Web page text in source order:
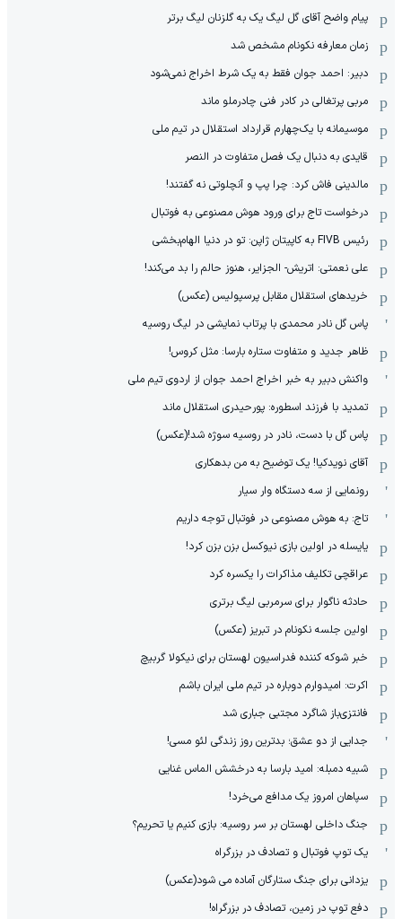
پیام واضح آقای گل لیگ یک به گلزنان لیگ برتر
زمان معارفه نکونام مشخص شد
دبیر: احمد جوان فقط به یک شرط اخراج نمی‌شود
مربی پرتغالی در کادر فنی چادرملو ماند
موسیمانه با یک‌چهارم قرارداد استقلال در تیم ملی
قایدی به دنبال یک فصل متفاوت در النصر
مالدینی فاش کرد: چرا پپ و آنچلوتی نه گفتند!
درخواست تاج برای ورود هوش مصنوعی به فوتبال
رئیس FIVB به کاپیتان ژاپن: تو در دنیا الهام‌بخشی
علی نعمتی: اتریش- الجزایر، هنوز حالم را بد می‌کند!
خریدهای استقلال مقابل پرسپولیس (عکس)
پاس گل نادر محمدی با پرتاب نمایشی در لیگ روسیه
ظاهر جدید و متفاوت ستاره بارسا: مثل کروس!
واکنش دبیر به خبر اخراج احمد جوان از اردوی تیم ملی
تمدید با فرزند اسطوره: پورحیدری استقلال ماند
پاس گل با دست، نادر در روسیه سوژه شد!(عکس)
آقای نویدکیا! یک توضیح به من بدهکاری
رونمایی از سه دستگاه وار سیار
تاج: به هوش مصنوعی در فوتبال توجه داریم
یایسله در اولین بازی نیوکسل بزن بزن کرد!
عراقچی تکلیف مذاکرات را یکسره کرد
حادثه ناگوار برای سرمربی لیگ برتری
اولین جلسه نکونام در تبریز (عکس)
خبر شوکه کننده فدراسیون لهستان برای نیکولا گربیچ
اکرت: امیدوارم دوباره در تیم ملی ایران باشم
فانتزی‌باز شاگرد مجتبی جباری شد
جدایی از دو عشق؛ بدترین روز زندگی لئو مسی!
شبیه دمبله: امید بارسا به درخشش الماس غنایی
سپاهان امروز یک مدافع می‌خرد!
جنگ داخلی لهستان بر سر روسیه: بازی کنیم یا تحریم؟
یک توپ فوتبال و تصادف در بزرگراه
یزدانی برای جنگ ستارگان آماده می شود(عکس)
دفع توپ در زمین، تصادف در بزرگراه!